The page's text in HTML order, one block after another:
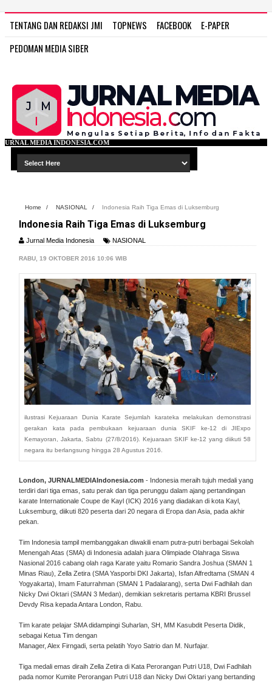
TENTANG DAN REDAKSI JMI TOPNEWS FACEBOOK
E-PAPER
PEDOMAN MEDIA SIBER
Home / NASIONAL / Indonesia Raih Tiga Emas di Luksemburg
Indonesia Raih Tiga Emas di Luksemburg
Jurnal Media Indonesia NASIONAL
RABU, 19 OKTOBER 2016 10:06 WIB
ilustrasi Kejuaraan Dunia Karate Sejumlah karateka melakukan demonstrasi
gerakan kata pada pembukaan kejuaraan dunia SKIF ke-12 di JIExpo
Kemayoran, Jakarta, Sabtu (27/8/2016). Kejuaraan SKIF ke-12 yang diikuti 58
negara itu berlangsung hingga 28 Agustus 2016.
London, JURNALMEDIAIndonesia.com - Indonesia meraih tujuh medali yang
terdiri dari tiga emas, satu perak dan tiga perunggu dalam ajang pertandingan
karate Internationale Coupe de Kayl (ICK) 2016 yang diadakan di kota Kayl,
Luksemburg, diikuti 820 peserta dari 20 negara di Eropa dan Asia, pada akhir
pekan.
Tim Indonesia tampil membanggakan diwakili enam putra-putri berbagai Sekolah
Menengah Atas (SMA) di Indonesia adalah juara Olimpiade Olahraga Siswa
Nasional 2016 cabang olah raga Karate yaitu Romario Sandra Joshua (SMAN 1
Minas Riau), Zella Zetira (SMA Yasporbi DKI Jakarta), Isfan Alfredtama (SMAN 4
Yogyakarta), Imam Faturrahman (SMAN 1 Padalarang), serta Dwi Fadhilah dan
Nicky Dwi Oktari (SMAN 3 Medan), demikian sekretaris pertama KBRI Brussel
Devdy Risa kepada Antara London, Rabu.
Tim karate pelajar SMA didampingi Suharlan, SH, MM Kasubdit Peserta Didik,
sebagai Ketua Tim dengan
Manager, Alex Firngadi, serta pelatih Yoyo Satrio dan M. Nurfajar.
Tiga medali emas diraih Zella Zetira di Kata Perorangan Putri U18, Dwi Fadhilah
pada nomor Kumite Perorangan Putri U18 dan Nicky Dwi Oktari yang bertanding